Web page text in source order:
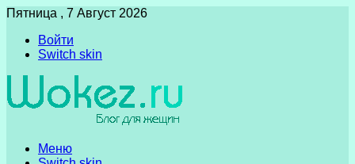
Пятница , 7 Август 2026
Войти
Switch skin
Меню